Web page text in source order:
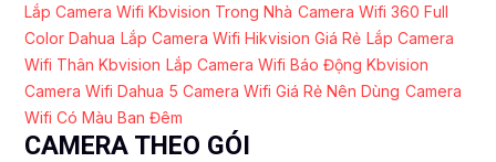
Lắp Camera Wifi Kbvision Trong Nhà Camera Wifi 360 Full
Color Dahua Lắp Camera Wifi Hikvision Giá Rẻ Lắp Camera
Wifi Thân Kbvision Lắp Camera Wifi Báo Động Kbvision
Camera Wifi Dahua 5 Camera Wifi Giá Rẻ Nên Dùng Camera
Wifi Có Màu Ban Đêm
CAMERA THEO GÓI